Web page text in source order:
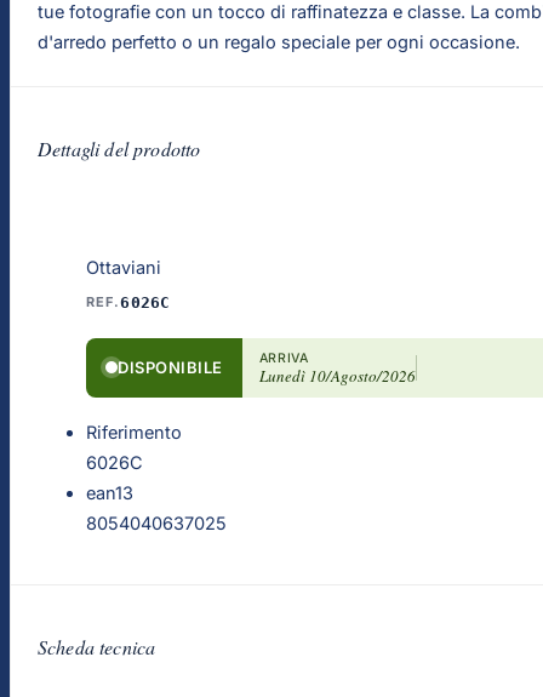
tue fotografie con un tocco di raffinatezza e classe. La
d'arredo perfetto o un regalo speciale per ogni occasione.
Dettagli del prodotto
Ottaviani
REF.6026C
DISPONIBILE ARRIVA
Lunedì 10/Agosto/2026
Riferimento
6026C
ean13
8054040637025
Scheda tecnica